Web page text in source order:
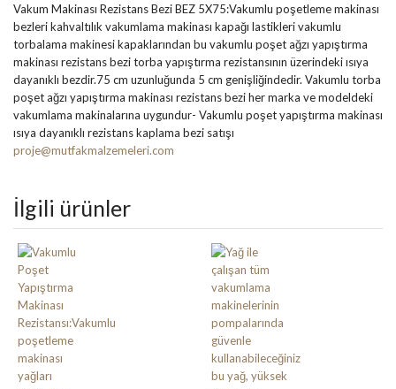
Vakum Makinası Rezistans Bezi BEZ 5X75:Vakumlu poşetleme makinası
bezleri kahvaltılık vakumlama makinası kapağı lastikleri vakumlu
torbalama makinesi kapaklarından bu vakumlu poşet ağzı yapıştırma
makinası rezistans bezi torba yapıştırma rezistansının üzerindeki ısıya
dayanıklı bezdir.75 cm uzunluğunda 5 cm genişliğindedir. Vakumlu torba
poşet ağzı yapıştırma makinası rezistans bezi her marka ve modeldeki
vakumlama makinalarına uygundur- Vakumlu poşet yapıştırma makinası
ısıya dayanıklı rezistans kaplama bezi satışı
proje@mutfakmalzemeleri.com
İlgili ürünler